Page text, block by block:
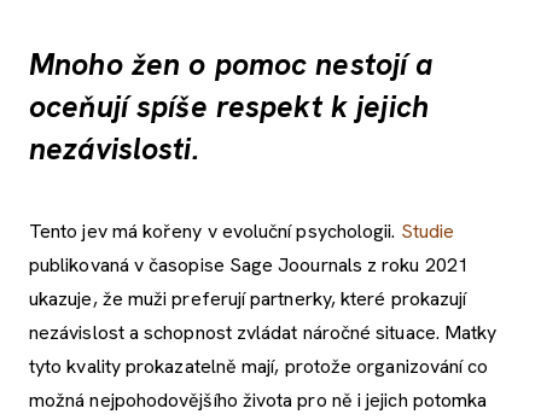
Mnoho žen o pomoc nestojí a
oceňují spíše respekt k jejich
nezávislosti.
Tento jev má kořeny v evoluční psychologii. Studie
publikovaná v časopise Sage Joournals z roku 2021
ukazuje, že muži preferují partnerky, které prokazují
nezávislost a schopnost zvládat náročné situace. Matky
tyto kvality prokazatelně mají, protože organizování co
možná nejpohodovějšího života pro ně i jejich potomka